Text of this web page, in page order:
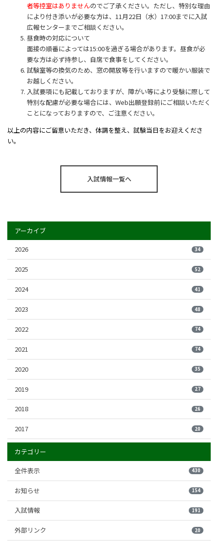
者等控室はありませんのでご了承ください。ただし、特別な理由
により付き添いが必要な方は、 11 月22日（水） 17:00までに入試
広報センターまでご相談ください。
昼食時の対応について
面接の順番によっては15:00を過ぎる場合があります。昼食が必
要な方は必ず持参し、自席で食事をしてください。
試験室等の換気のため、窓の開放等を行いますので暖かい服装で
お越しください。
入試要項にも記載しておりますが、障がい等により受験に際して
特別な配慮が必要な場合には、Web出願登録前にご相談いただく
ことになっておりますので、ご注意ください。
以上の内容にご留意いただき、体調を整え、試験当日をお迎えくださ
い。
入試情報一覧へ
アーカイブ
2026 34
2025 52
2024 41
2023 48
2022 74
2021 74
2020 35
2019 27
2018 26
2017 20
カテゴリー
全件表示 430
お知らせ 154
入試情報 191
外部リンク 20